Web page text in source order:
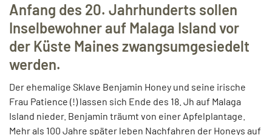
Anfang des 20. Jahrhunderts sollen
Inselbewohner auf Malaga Island vor
der Küste Maines zwangsumgesiedelt
werden.
Der ehemalige Sklave Benjamin Honey und seine irische
Frau Patience (!) lassen sich Ende des 18. Jh auf Malaga
Island nieder. Benjamin träumt von einer Apfelplantage.
Mehr als 100 Jahre später leben Nachfahren der Honeys auf